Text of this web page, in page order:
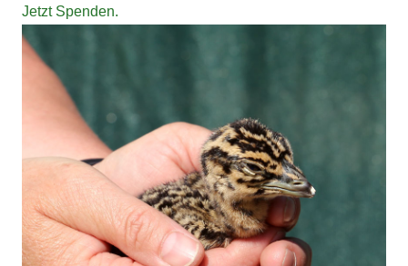
Jetzt Spenden.